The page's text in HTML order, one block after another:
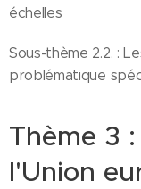
échelles
Sous-thème 2.2. :
problématique
Thème 3
l'Union